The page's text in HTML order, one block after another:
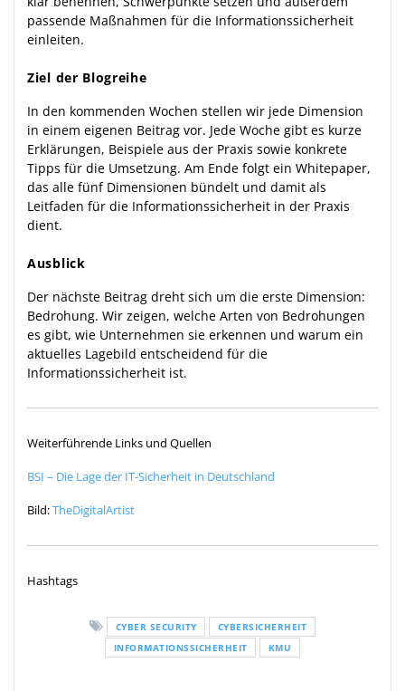
passende Maßnahmen für die Informationssicherheit
einleiten.
Ziel der Blogreihe
In den kommenden Wochen stellen wir jede Dimension
in einem eigenen Beitrag vor. Jede Woche gibt es kurze
Erklärungen, Beispiele aus der Praxis sowie konkrete
Tipps für die Umsetzung. Am Ende folgt ein Whitepaper,
das alle fünf Dimensionen bündelt und damit als
Leitfaden für die Informationssicherheit in der Praxis
dient.
Ausblick
Der nächste Beitrag dreht sich um die erste Dimension:
Bedrohung. Wir zeigen, welche Arten von Bedrohungen
es gibt, wie Unternehmen sie erkennen und warum ein
aktuelles Lagebild entscheidend für die
Informationssicherheit ist.
Weiterführende Links und Quellen
BSI – Die Lage der IT-Sicherheit in Deutschland
Bild:TheDigitalArtist
Hashtags
CYBER SECURITY
CYBERSICHERHEIT
INFORMATIONSSICHERHEIT
KMU